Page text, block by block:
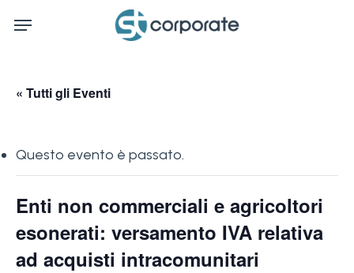
Menu
« Tutti gli Eventi
Questo evento è passato.
Enti non commerciali e agricoltori
esonerati: versamento IVA relativa
ad acquisti intracomunitari